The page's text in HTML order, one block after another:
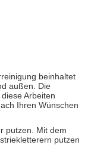
beinhaltet
außen. Die
Arbeiten
Ihren Wünschen
putzen. Mit dem
putzen